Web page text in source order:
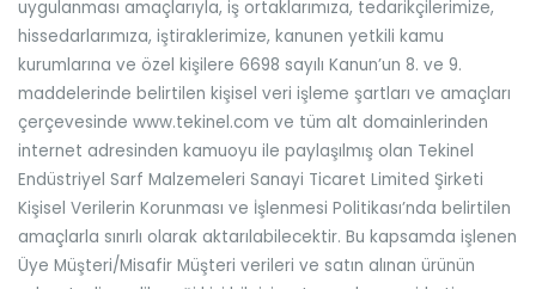
uygulanması amaçlarıyla, iş ortaklarımıza, tedarikçilerimize,
hissedarlarımıza, iştiraklerimize, kanunen yetkili kamu
kurumlarına ve özel kişilere 6698 sayılı Kanun’un 8. ve 9.
maddelerinde belirtilen kişisel veri işleme şartları ve amaçları
çerçevesinde www.tekinel.com ve tüm alt domainlerinden
internet adresinden kamuoyu ile paylaşılmış olan Tekinel
Endüstriyel Sarf Malzemeleri Sanayi Ticaret Limited Şirketi
Kişisel Verilerin Korunması ve İşlenmesi Politikası’nda belirtilen
amaçlarla sınırlı olarak aktarılabilecektir. Bu kapsamda işlenen
Üye Müşteri/Misafir Müşteri verileri ve satın alınan ürünün